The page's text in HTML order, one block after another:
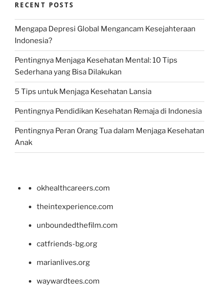
RECENT POSTS
Mengapa Depresi Global Mengancam Kesejahteraan
Indonesia?
Pentingnya Menjaga Kesehatan Mental: 10 Tips
Sederhana yang Bisa Dilakukan
5 Tips untuk Menjaga Kesehatan Lansia
Pentingnya Pendidikan Kesehatan Remaja di Indonesia
Pentingnya Peran Orang Tua dalam Menjaga Kesehatan
Anak
okhealthcareers.com
theintexperience.com
unboundedthefilm.com
catfriends-bg.org
marianlives.org
waywardtees.com